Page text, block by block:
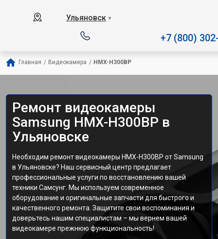
Ульяновск ▼
+7 (800)
Главная / Видеокамера / HMX-H300BP
Ремонт видеокамеры
Samsung HMX-H300BP в
Ульяновске
Необходим ремонт видеокамеры HMX-H300BP от Samsung
в Ульяновске? Наш сервисный центр предлагает
профессиональные услуги по восстановлению вашей
техники Самсунг. Мы используем современное
оборудование и оригинальные запчасти для быстрого и
качественного ремонта. Защитите свои воспоминания и
доверьтесь нашим специалистам – мы вернем вашей
видеокамере прежнюю функциональность!